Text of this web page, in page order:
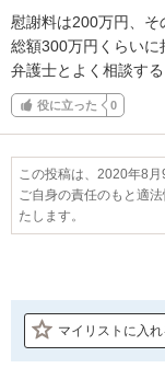
慰謝料は200万円、そ
総額300万円くらいに
弁護士とよく相談する
役に立った 0
この投稿は、2020年8月
ご自身の責任のもと適
たします。
マイリストに入れ